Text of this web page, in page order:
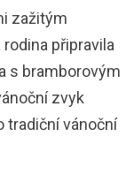
zažitým
připravila
s bramborovým
zvyk
tradiční vánoční